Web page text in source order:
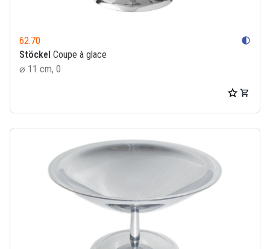
62.70 contrast
Stöckel Coupe à glace
⌀ 11 cm, 0